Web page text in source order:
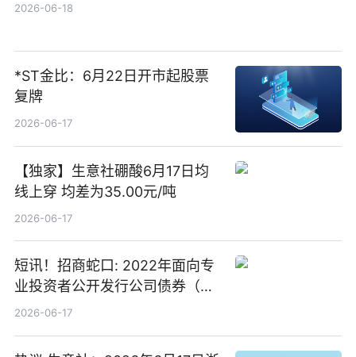
2026-06-18
*ST金比：6月22日开市起股票
复牌
2026-06-17
【独家】生意社硼酸6月17日均
线上穿 均差为35.00元/吨
2026-06-17
短讯！招商蛇口: 2022年面向专
业投资者公开发行公司债券（第
二期）（品种二）2026年付息公
2026-06-17